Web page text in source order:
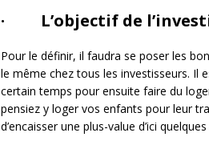
· L’objectif de
Pour le définir, il faudra se poser les
le même chez tous les investisseurs. Il
certain temps pour ensuite faire du
pensiez y loger vos enfants pour leur
d’encaisser une plus-value d’ici